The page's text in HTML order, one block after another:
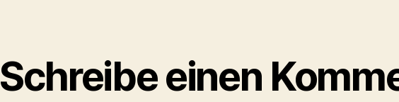
Schreibe einen